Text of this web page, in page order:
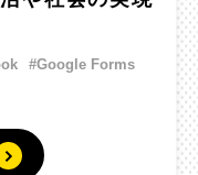
#Google Forms